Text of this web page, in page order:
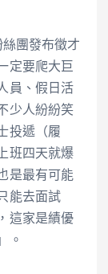
團發布徵才
定要爬大巨
員、假日活
少人紛紛笑
投遞（履
班四天就爆
是最有可能
能去面試
這家是績優
。